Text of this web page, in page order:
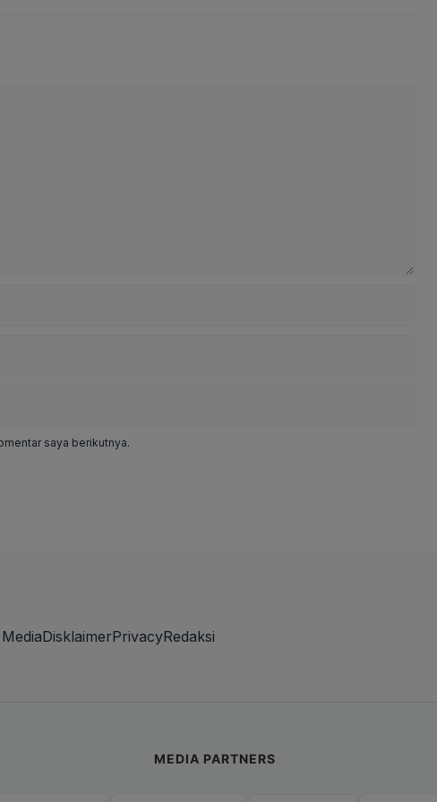
saya berikutnya.
DisklaimerPrivacyRedaksi
MEDIA PARTNERS